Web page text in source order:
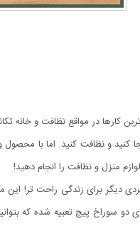
کارها در مواقع نظافت و خانه
کنید و نظافت کنید. اما با
منزل و نظافت را انجام دهید!
دیگر برای زندگی راحت تر!